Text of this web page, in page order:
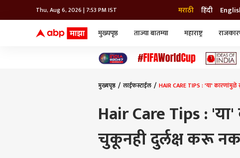
Thu, Aug 6, 2026 | 7:53 PM IST मराठी हिंदी
मुख्यपृष्ठ ताज्या बातम्या महाराष्ट्र
मुख्यपृष्ठ लाईफस्टाईल HAIR CARE TIPS : 'या'
Hair Care Tips :
चुकूनही दुर्लक्ष करू